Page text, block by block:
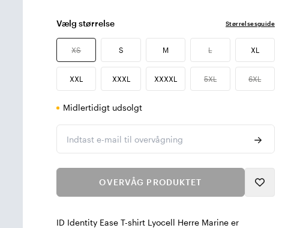
Vælg størrelse Størrelsesguide
XS S M L XL
XXL XXXL XXXXL 5XL 6XL
Midlertidigt udsolgt
OVERVÅG PRODUKTET
ID Identity Ease T-shirt Lyocell Herre Marine er